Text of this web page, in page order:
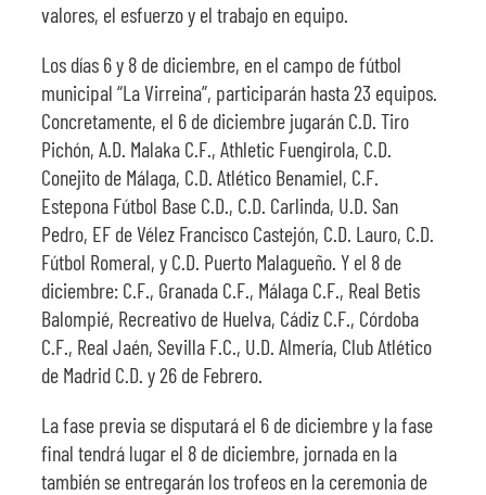
valores, el esfuerzo y el trabajo en equipo.
Los días 6 y 8 de diciembre, en el campo de fútbol
municipal “La Virreina”, participarán hasta 23 equipos.
Concretamente, el 6 de diciembre jugarán C.D. Tiro
Pichón, A.D. Malaka C.F., Athletic Fuengirola, C.D.
Conejito de Málaga, C.D. Atlético Benamiel, C.F.
Estepona Fútbol Base C.D., C.D. Carlinda, U.D. San
Pedro, EF de Vélez Francisco Castejón, C.D. Lauro, C.D.
Fútbol Romeral, y C.D. Puerto Malagueño. Y el 8 de
diciembre: C.F., Granada C.F., Málaga C.F., Real Betis
Balompié, Recreativo de Huelva, Cádiz C.F., Córdoba
C.F., Real Jaén, Sevilla F.C., U.D. Almería, Club Atlético
de Madrid C.D. y 26 de Febrero.
La fase previa se disputará el 6 de diciembre y la fase
final tendrá lugar el 8 de diciembre, jornada en la
también se entregarán los trofeos en la ceremonia de